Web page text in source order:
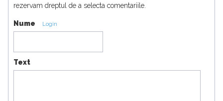
rezervam dreptul de a selecta comentariile.
Nume Login
Text